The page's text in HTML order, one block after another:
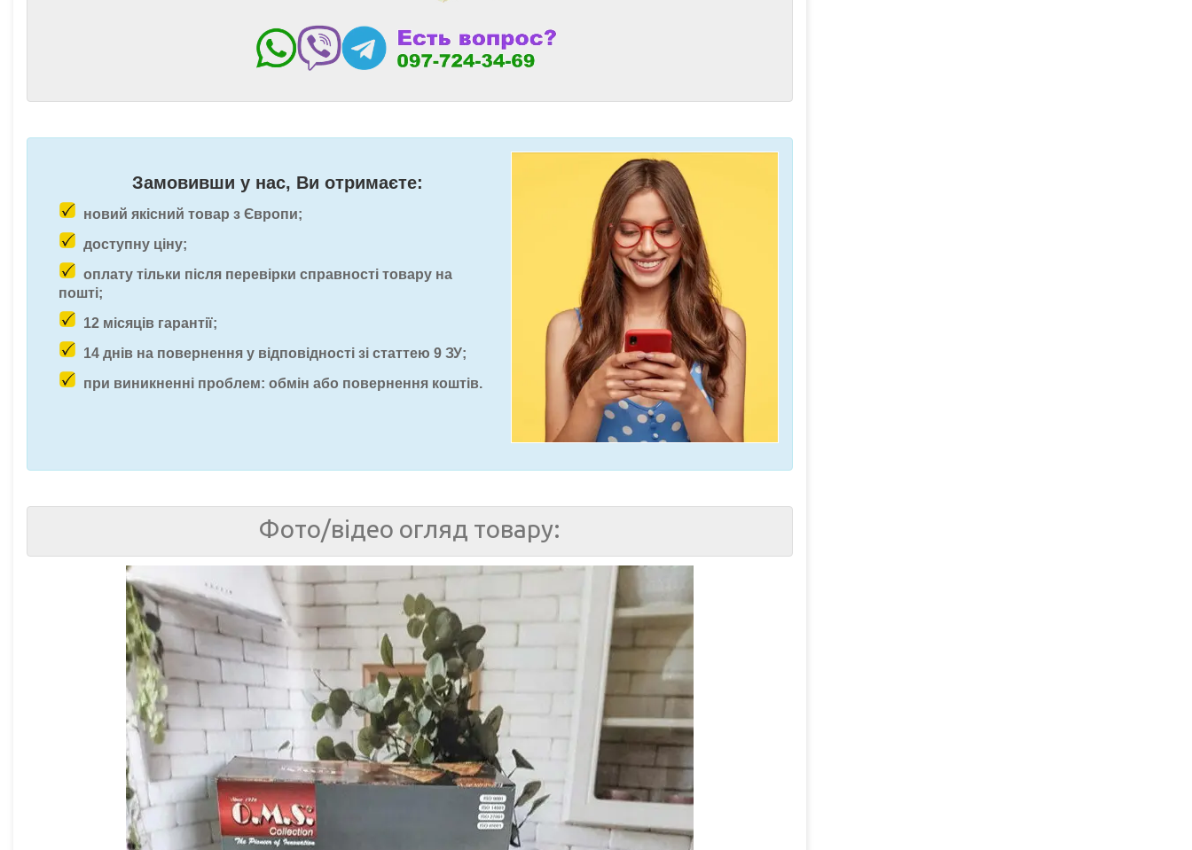
Замовивши у нас, Ви отримаєте:
новий якісний товар з Європи;
доступну ціну;
оплату тільки після перевірки справності товару на
пошті;
12 місяців гарантії;
14 днів на повернення у відповідності зі статтею 9 ЗУ;
при виникненні проблем: обмін або повернення коштів.
Фото/відео огляд товару: